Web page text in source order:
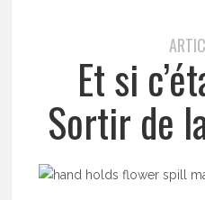
Et si
Sortir de